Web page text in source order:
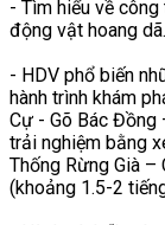
- Tìm hiểu về
động vật hoang dã.
- HDV phổ biến
hành trình khám
Cự - Gõ Bác Đồng
trải nghiệm bằng
Thống Rừng Già –
(khoảng 1.5-2